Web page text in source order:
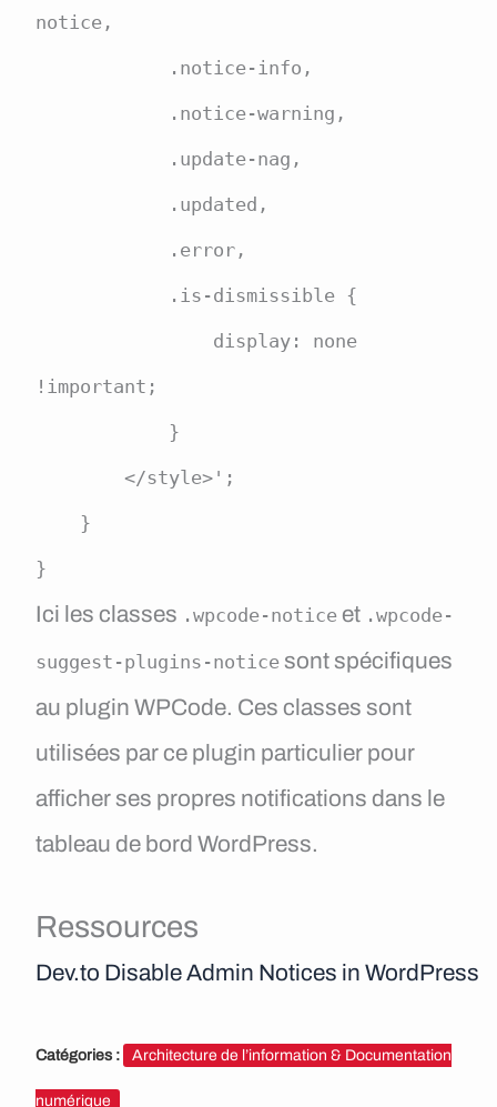
notice,
!important;
}
Ici les classes .wpcode-notice et .wpcode-
suggest-plugins-notice sont spécifiques
au plugin WPCode. Ces classes sont
utilisées par ce plugin particulier pour
afficher ses propres notifications dans le
tableau de bord WordPress.
Ressources
Dev.to Disable Admin Notices in WordPress
Catégories : Architecture de l’information & Documentation
numérique